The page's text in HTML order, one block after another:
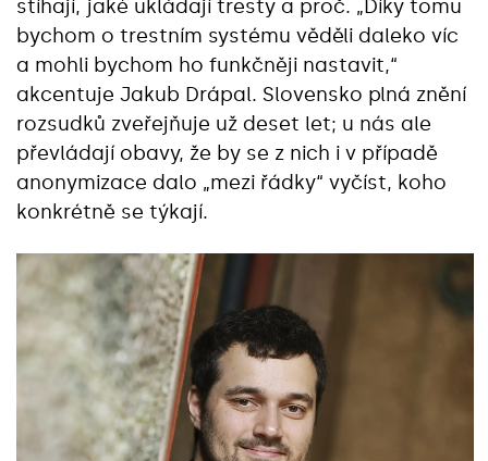
stíhají, jaké ukládají tresty a proč. „Díky tomu
bychom o trestním systému věděli daleko víc
a mohli bychom ho funkčněji nastavit,“
akcentuje Jakub Drápal. Slovensko plná znění
rozsudků zveřejňuje už deset let; u nás ale
převládají obavy, že by se z nich i v případě
anonymizace dalo „mezi řádky“ vyčíst, koho
konkrétně se týkají.